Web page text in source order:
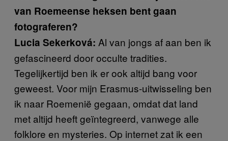
van Roemeense heksen bent gaan
fotograferen?
Lucia Sekerková: Al van jongs af aan ben ik
gefascineerd door occulte tradities.
Tegelijkertijd ben ik er ook altijd bang voor
geweest. Voor mijn Erasmus-uitwisseling ben
ik naar Roemenië gegaan, omdat dat land
met altijd heeft geïntegreerd, vanwege alle
folklore en mysteries. Op internet zat ik een